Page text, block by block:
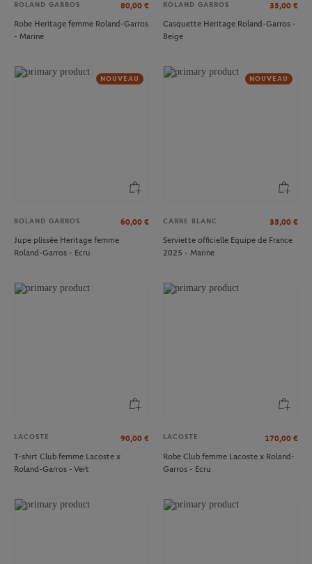
ROLAND GARROS 80,00 €
Robe Heritage femme Roland-Garros
- Marine
ROLAND GARROS 35,00 €
Casquette Heritage Roland-Garros -
Beige
NOUVEAU
ROLAND GARROS 60,00 €
Jupe plissée Heritage femme
Roland-Garros - Ecru
NOUVEAU
CARRE BLANC 35,00 €
Serviette officielle Equipe de France
2025 - Marine
LACOSTE 90,00 €
T-shirt Club femme Lacoste x
Roland-Garros - Vert
LACOSTE 170,00 €
Robe Club femme Lacoste x Roland-
Garros - Ecru